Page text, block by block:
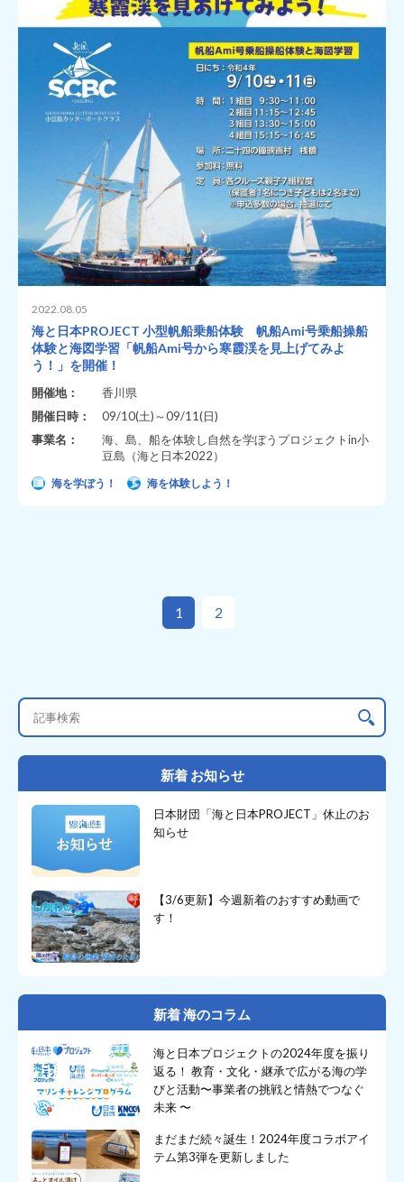
2022.08.05
海と日本PROJECT 小型帆船乗船体験 帆船Ami号乗船操船
体験と海図学習「帆船Ami号から寒霞渓を見上げてみよ
う！」を開催！
開催地：
香川県
開催日時：
09/10(土)～09/11(日)
事業名：
海、島、船を体験し自然を学ぼうプロジェクトin小
豆島（海と日本2022）
海を学ぼう！ 海を体験しよう！
1 2
新着 お知らせ
日本財団「海と日本PROJECT」休止のお
知らせ
【3/6更新】今週新着のおすすめ動画で
す！
新着 海のコラム
海と日本プロジェクトの2024年度を振り
返る！ 教育・文化・継承で広がる海の学
びと活動〜事業者の挑戦と情熱でつなぐ
未来 〜
まだまだ続々誕生！2024年度コラボアイ
テム第3弾を更新しました